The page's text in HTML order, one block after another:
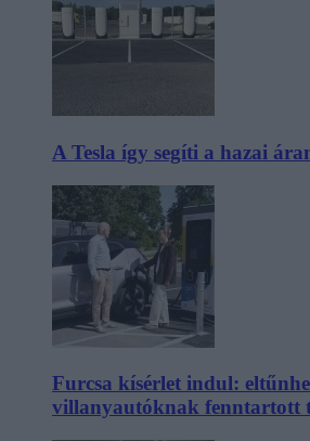
A Tesla így segíti a hazai
Furcsa kísérlet indul:
villanyautóknak fenntartott